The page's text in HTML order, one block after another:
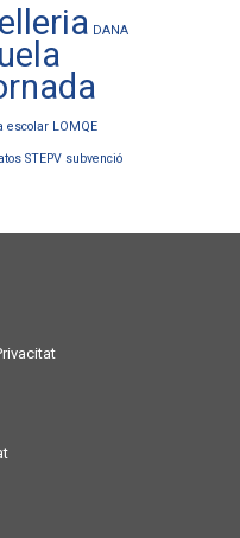
DANA
escolar LOMQE
STEPV subvenció